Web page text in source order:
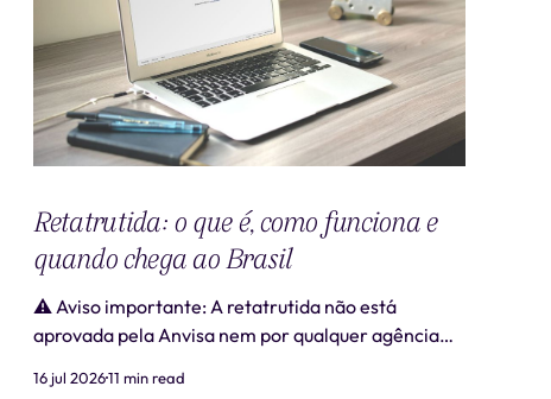
Retatrutida: o que é, como funciona e
quando chega ao Brasil
⚠️ Aviso importante: A retatrutida não está
aprovada pela Anvisa nem por qualquer agência
como "retatrutida" fora de estudos clínicos
16 jul 202611 min read